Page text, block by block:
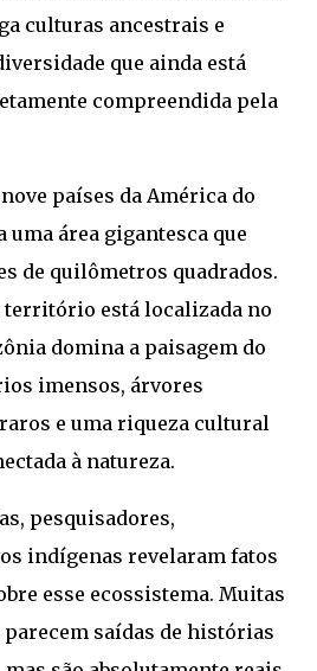
culturas ancestrais e
que ainda está
compreendida pela
países da América do
uma área gigantesca que
de quilômetros quadrados.
território está localizada no
domina a paisagem do
imensos, árvores
e uma riqueza cultural
à natureza.
pesquisadores,
indígenas revelaram fatos
esse ecossistema. Muitas
parecem saídas de histórias